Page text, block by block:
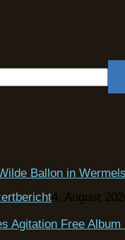
Ballon in
4. August
Agitation Free Album